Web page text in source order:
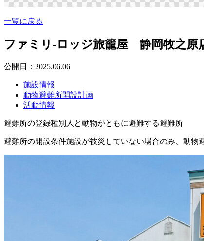
一覧に戻る
ファミリ-ロッジ旅籠屋 静岡牧之原
公開日：2025.06.06
施設情報
動物避難所開設計画
活動情報
避難所の登録種別 人と動物がともに避難する避難所
避難所の開設条件施設が被災していない場合のみ、動物